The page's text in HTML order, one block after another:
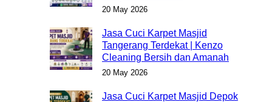
20 May 2026
Jasa Cuci Karpet Masjid
Tangerang Terdekat | Kenzo
Cleaning Bersih dan Amanah
20 May 2026
Jasa Cuci Karpet Masjid Depok